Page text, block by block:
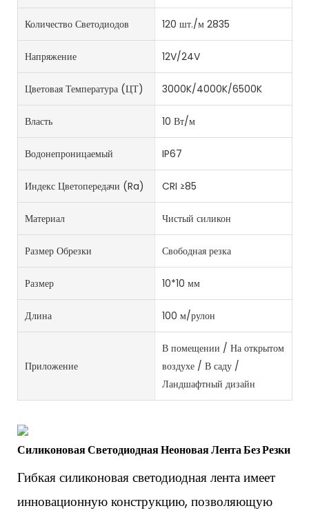
Количество Светодиодов 120 шт./м 2835
Напряжение 12V/24V
Цветовая Температура (ЦТ) 3000K/4000K/6500K
Власть 10 Вт/м
Водонепроницаемый IP67
Индекс Цветопередачи (Ra) CRI ≥85
Материал Чистый силикон
Размер Обрезки Свободная резка
Размер 10*10 мм
Длина 100 м/рулон
Приложение
В помещении / На открытом
воздухе / В саду /
Ландшафтный дизайн
Силиконовая Светодиодная Неоновая Лента Без Резки
Гибкая силиконовая светодиодная лента имеет
инновационную конструкцию, позволяющую